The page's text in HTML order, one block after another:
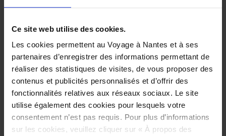
Ce site web utilise des cookies.
Les cookies permettent au Voyage à Nantes et à ses
partenaires d’enregistrer des informations permettant de
réaliser des statistiques de visites, de vous proposer des
contenus et publicités personnalisés et d’offrir des
fonctionnalités relatives aux réseaux sociaux. Le site
utilise également des cookies pour lesquels votre
consentement n’est pas requis. Pour plus d’informations
sur les cookies, veuillez cliquer sur « À propos des
quinzaine de maraîchers dans un rayon de 60 km
acheminés vers ceux qui en ont le plus besoin, via
des associations alimentaires locales (Secours
Populaire, Banque Alimentaire, Croix-Rouge, etc.).
On salue l’initiative !
D’autres ambitions animent cette association :
sensibiliser le plus grand nombre au gaspillage
alimentaire pour recréer du lien entre la ville et la
campagne, et transformer les légumes qui ne sont